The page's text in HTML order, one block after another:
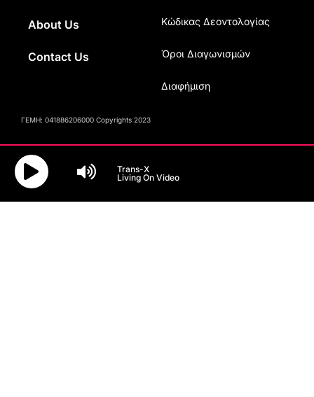
About Us
Contact Us
Κώδικας Δεοντολογίας
Όροι Διαγωνισμών
Διαφήμιση
ΓΕΜΗ: 041886206000 Copyrights 2023
Trans-X
Living On Video